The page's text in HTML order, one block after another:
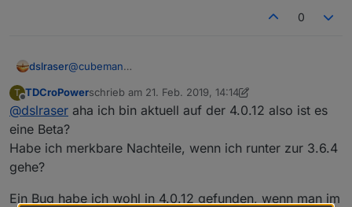
0
dslraser@cubeman
größer 3.6.4 ist Beta und hat noch Fehler)
T
Offline
TDCroPowerschrieb am 21. Feb. 2019, 14:14
zuletzt editiert von TDCroPower
@dslraser aha ich bin aktuell auf der 4.0.12 also ist es
eine Beta?
Habe ich merkbare Nachteile, wenn ich runter zur 3.6.4
gehe?
Ein Bug habe ich wohl in 4.0.12 gefunden, wenn man im